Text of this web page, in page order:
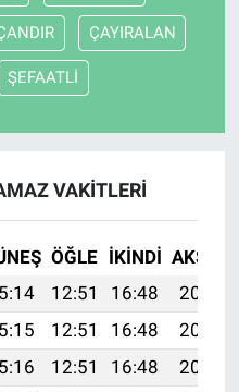
ÇAYIRALAN
ŞEFAATLİ
VAKITLERI
ÖĞLE İKINDI AKŞAM
12:51 16:48
20:18
12:51 16:48
20:18
12:51 16:48
20:17